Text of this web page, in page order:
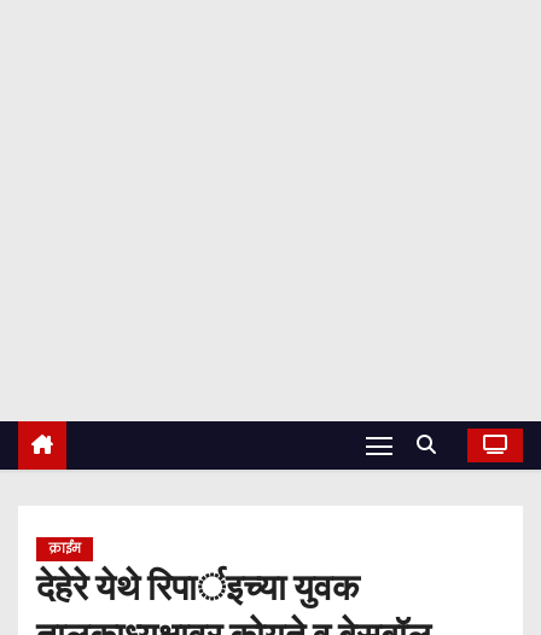
क्राईम
देहेरे येथे रिपार्इच्या युवक